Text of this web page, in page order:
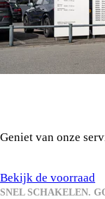
Geniet van onze
Bekijk de voorraad
SNEL SCHAKELEN.